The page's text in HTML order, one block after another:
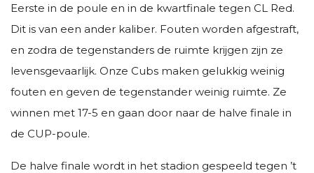
Eerste in de poule en in de kwartfinale tegen CL Red.
Dit is van een ander kaliber. Fouten worden afgestraft,
en zodra de tegenstanders de ruimte krijgen zijn ze
levensgevaarlijk. Onze Cubs maken gelukkig weinig
fouten en geven de tegenstander weinig ruimte. Ze
winnen met 17-5 en gaan door naar de halve finale in
de CUP-poule.
De halve finale wordt in het stadion gespeeld tegen ’t